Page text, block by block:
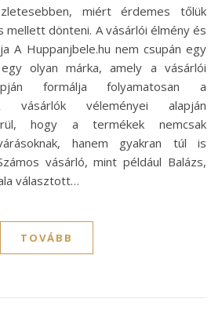
miért érdemes tőlük
mellett dönteni. A vásárlói élmény és
A Huppanjbele.hu nem csupán egy
olyan márka, amely a vásárlói
formálja folyamatosan a
vásárlók véleményei alapján
hogy a termékek nemcsak
hanem gyakran túl is
vásárló, mint például Balázs,
választott…
TOVÁBB